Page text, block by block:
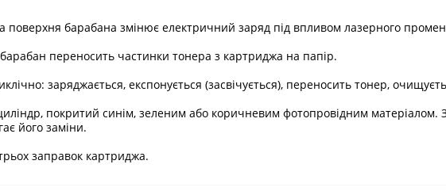
поверхня барабана змінює електричний заряд під впливом лазерного
переносить частинки тонера з картриджа на папір.
заряджається, експонується (засвічується), переносить тонер,
покритий синім, зеленим або коричневим фотопровідним матеріалом.
його заміни.
заправок картриджа.